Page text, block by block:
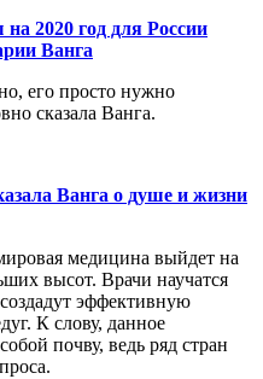
2020 год для России
Ванга
его просто нужно
сказала Ванга.
Ванга о душе и жизни
медицина выйдет на
высот. Врачи научатся
эффективную
К слову, данное
почву, ведь ряд стран